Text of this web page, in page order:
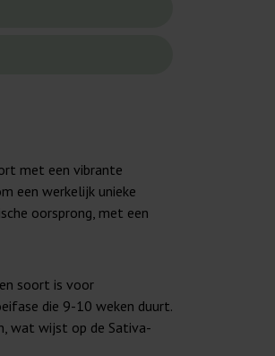
met een vibrante
een werkelijk unieke
oorsprong, met een
soort is voor
die 9-10 weken duurt.
wat wijst op de Sativa-